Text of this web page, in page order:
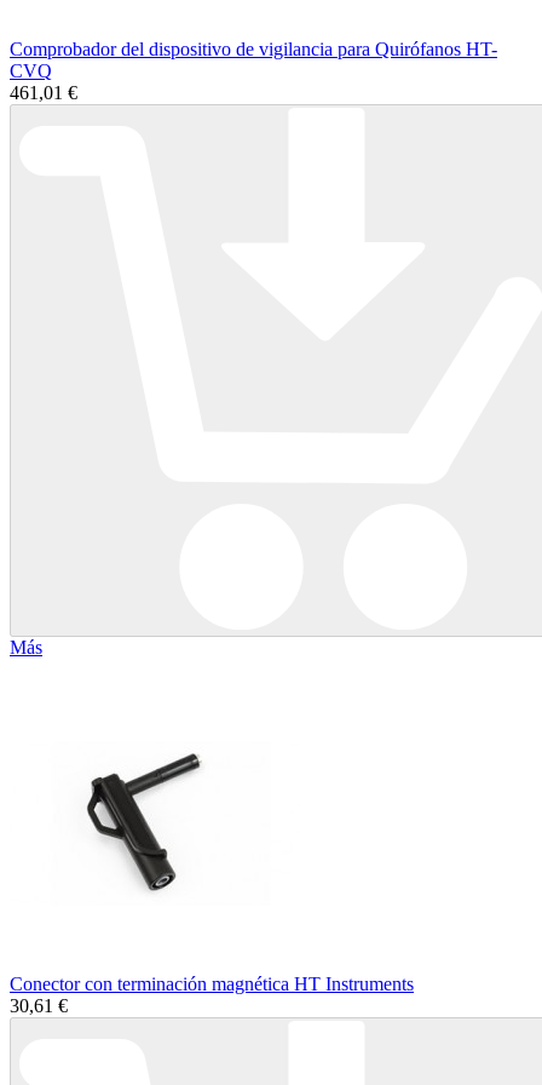
Comprobador del dispositivo de vigilancia para Quirófanos HT-
CVQ
461,01 €
Más
Conector con terminación magnética HT Instruments
30,61 €